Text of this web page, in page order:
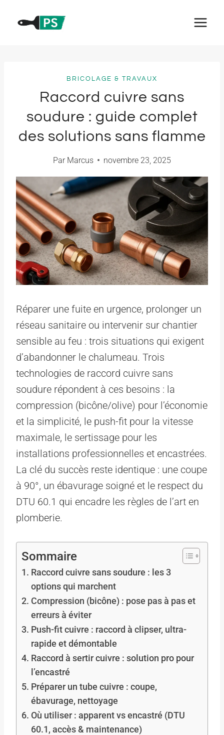
BRICOLAGE & TRAVAUX
Raccord cuivre sans
soudure : guide complet
des solutions sans flamme
Par Marcus novembre 23, 2025
Réparer une fuite en urgence, prolonger un
réseau sanitaire ou intervenir sur chantier
sensible au feu : trois situations qui exigent
d’abandonner le chalumeau. Trois
technologies de raccord cuivre sans
soudure répondent à ces besoins : la
compression (bicône/olive) pour l’économie
et la simplicité, le push-fit pour la vitesse
maximale, le sertissage pour les
installations professionnelles et encastrées.
La clé du succès reste identique : une coupe
à 90°, un ébavurage soigné et le respect du
DTU 60.1 qui encadre les règles de l’art en
plomberie.
Sommaire
Raccord cuivre sans soudure : les 3
options qui marchent
Compression (bicône) : pose pas à pas et
erreurs à éviter
Push-fit cuivre : raccord à clipser, ultra-
rapide et démontable
Raccord à sertir cuivre : solution pro pour
l’encastré
Préparer un tube cuivre : coupe,
ébavurage, nettoyage
Où utiliser : apparent vs encastré (DTU
60.1, accès & maintenance)